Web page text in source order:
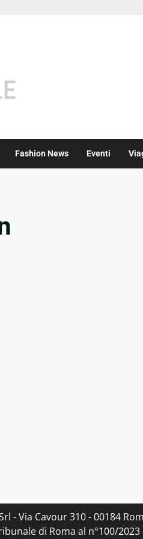
Fashion News Eventi
- Via Cavour 310 - 00184
di Roma al n°100/2023